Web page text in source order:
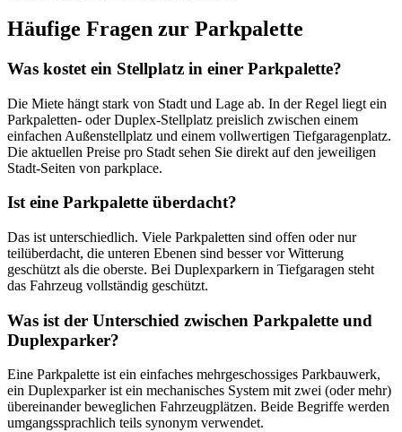
Häufige Fragen zur Parkpalette
Was kostet ein Stellplatz in einer Parkpalette?
Die Miete hängt stark von Stadt und Lage ab. In der Regel liegt ein
Parkpaletten- oder Duplex-Stellplatz preislich zwischen einem
einfachen Außenstellplatz und einem vollwertigen Tiefgaragenplatz.
Die aktuellen Preise pro Stadt sehen Sie direkt auf den jeweiligen
Stadt-Seiten von parkplace.
Ist eine Parkpalette überdacht?
Das ist unterschiedlich. Viele Parkpaletten sind offen oder nur
teilüberdacht, die unteren Ebenen sind besser vor Witterung
geschützt als die oberste. Bei Duplexparkern in Tiefgaragen steht
das Fahrzeug vollständig geschützt.
Was ist der Unterschied zwischen Parkpalette und
Duplexparker?
Eine Parkpalette ist ein einfaches mehrgeschossiges Parkbauwerk,
ein Duplexparker ist ein mechanisches System mit zwei (oder mehr)
übereinander beweglichen Fahrzeugplätzen. Beide Begriffe werden
umgangssprachlich teils synonym verwendet.